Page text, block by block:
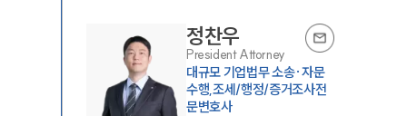
정찬우
President Attorney
대규모 기업법무 소송·자문
수행,조세/행정/증거조사전
문변호사